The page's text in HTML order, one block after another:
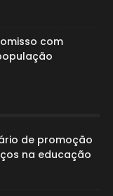
com
de promoção
na educação